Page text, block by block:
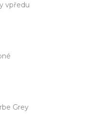
vpředu
Grey